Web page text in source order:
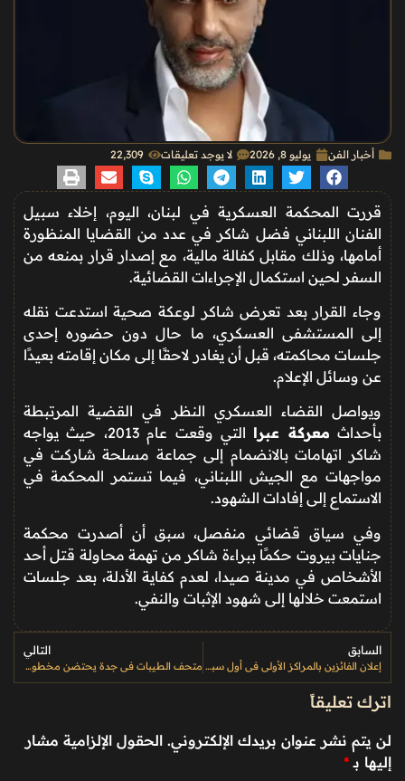
أخبار الفن يوليو 8, 2026 لا يوجد تعليقات 22٬309
قررت المحكمة العسكرية في لبنان، اليوم، إخلاء سبيل
الفنان اللبناني فضل شاكر في عدد من القضايا المنظورة
أمامها، وذلك مقابل كفالة مالية، مع إصدار قرار بمنعه من
السفر لحين استكمال الإجراءات القضائية.
وجاء القرار بعد تعرض شاكر لوعكة صحية استدعت نقله
إلى المستشفى العسكري، ما حال دون حضوره إحدى
جلسات محاكمته، قبل أن يغادر لاحقًا إلى مكان إقامته بعيدًا
عن وسائل الإعلام.
ويواصل القضاء العسكري النظر في القضية المرتبطة
بأحداث معركة عبرا
التي وقعت عام 2013، حيث يواجه
شاكر اتهامات بالانضمام إلى جماعة مسلحة شاركت في
مواجهات مع الجيش اللبناني، فيما تستمر المحكمة في
الاستماع إلى إفادات الشهود.
وفي سياق قضائي منفصل، سبق أن أصدرت محكمة
جنايات بيروت حكمًا ببراءة شاكر من تهمة محاولة قتل أحد
الأشخاص في مدينة صيدا، لعدم كفاية الأدلة، بعد جلسات
استمعت خلالها إلى شهود الإثبات والنفي.
السابق
إعلان الفائزين بالمراكز الأولى في أول سباقات مفاريد موسم الطائف للهجن 2026
التالي
متحف الطيبات في جدة يحتضن مخطوطات قرآنية نادرة توثق أكثر من ألف عام من تاريخ المصحف الشريف
اترك تعليقاً
لن يتم نشر عنوان بريدك الإلكتروني. الحقول الإلزامية مشار
إليها بـ *